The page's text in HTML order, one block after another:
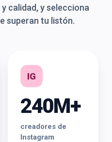
calidad, y selecciona
superan tu listón.
IG
240M+
creadores de
Instagram